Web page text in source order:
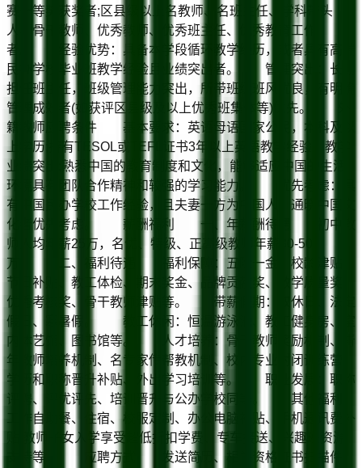
赛一等奖获奖者;区县级以上名教师、名班主任、学科带头
人、骨干教师、优秀教师、优秀班主任、优秀教育工作
者。 经验优势：具备本学段循环教学经历，或者具有高端
民办学校毕业班教学经验且业绩突出者。 管理突出：长期
担任班主任，班级管理能力突出，所带班级班风优良，有明确
管理成效者(如获评区县级及以上优秀班集体等)优先。 外
籍教师应聘条件 基本要求：英语母语国家公民，本科及以
上学历;持有TESOL或TEFL证书3年以上英语教学经验，教学
业绩突出;熟悉中国的教育制度和文化，能够适应中国的生活
环境具有团队合作精神和较强的学习能力。 优先考虑：具
有中国民办学校工作经验，且夫妻一方为中国人、通晓中国文
化者优先考虑。 薪酬福利 一、年薪酬待遇 初中教
师人均年薪25万，名优、特级、正高级教师年薪30-50
万。 二、福利待遇 福利保障：五险一金、校龄津贴、
节日补贴、教工体检、期末奖金、品牌贡献奖、教学质量奖、
优秀考核奖、骨干教师津贴等。 带薪假期：双休日、法定
假日、寒暑假。 教工休闲：恒温游泳池、教工健身房、室
内体艺馆、图书馆等。 人才培养：骨干教师奖励机制、青
年教师培养机制、名专家传帮教机制、校内专业封闭训练营、
学历和职称晋升补贴、外出学习培训等。 职业发展：职称
评聘、评优评先、培训晋升与公办学校同等。 其他福利：
工作自助餐、住宿、校服定制、办公电脑补贴、手机通讯费补
贴;教师子女入学享受超低折扣学费、专车接送、兴趣班资源
支持等。 应聘方式 发送简历、相关资格证书扫描件、